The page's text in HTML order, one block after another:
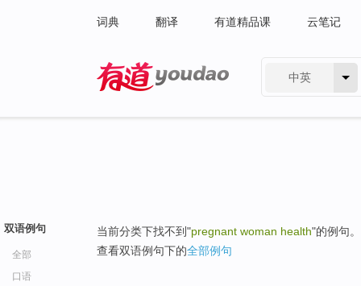
词典 翻译 有道精品课 云笔记
中英
双语例句
全部
口语
当前分类下找不到"pregnant woman health"的例句。
查看双语例句下的全部例句